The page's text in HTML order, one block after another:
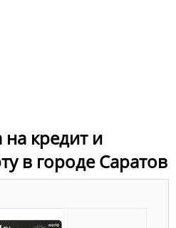
кредит и
в городе Саратов